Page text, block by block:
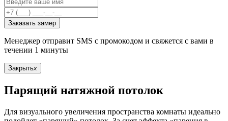
Заказать замер
Менеджер отправит SMS с промокодом и свяжется с вами в
течении 1 минуты
Закрытьx
Парящий натяжной потолок
Для визуального увеличения пространства комнаты идеально